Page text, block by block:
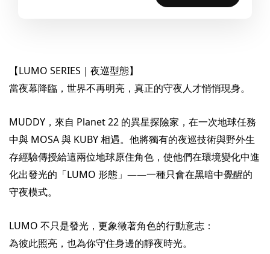
【LUMO SERIES｜夜巡型態】
當夜幕降臨，世界不再明亮，真正的守夜人才悄悄現身。
MUDDY，來自 Planet 22 的異星探險家，在一次地球任務
中與 MOSA 與 KUBY 相遇。他將獨有的夜巡技術與野外生
存經驗傳授給這兩位地球原住角色，使他們在環境變化中進
化出發光的「LUMO 形態」——一種只會在黑暗中覺醒的
守夜模式。
LUMO 不只是發光，更象徵著角色的行動意志：
為彼此照亮，也為你守住身邊的靜夜時光。